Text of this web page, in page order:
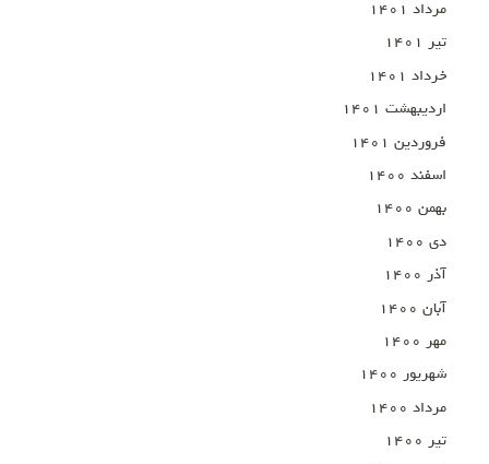
مرداد ۱۴۰۱
تیر ۱۴۰۱
خرداد ۱۴۰۱
اردیبهشت ۱۴۰۱
فروردین ۱۴۰۱
اسفند ۱۴۰۰
بهمن ۱۴۰۰
دی ۱۴۰۰
آذر ۱۴۰۰
آبان ۱۴۰۰
مهر ۱۴۰۰
شهریور ۱۴۰۰
مرداد ۱۴۰۰
تیر ۱۴۰۰